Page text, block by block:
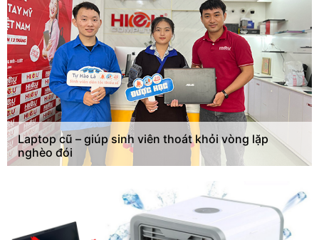
Laptop cũ – giúp sinh viên thoát khỏi vòng lặp
nghèo đói